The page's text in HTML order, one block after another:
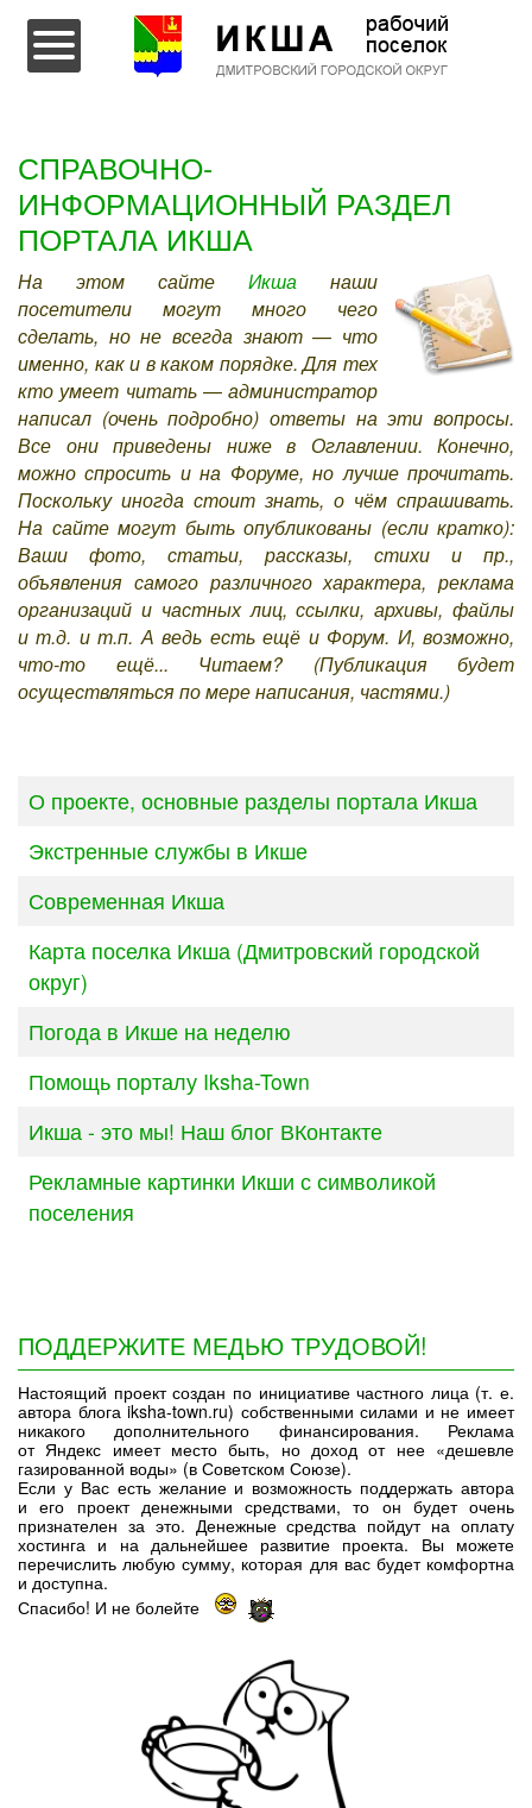
Перейти к содержимому
СПРАВОЧНО-
ИНФОРМАЦИОННЫЙ РАЗДЕЛ
ПОРТАЛА ИКША
На этом сайте Икша наши
посетители могут много чего
сделать, но не всегда знают — что
именно, как и в каком порядке. Для тех
кто умеет читать — администратор
написал (очень подробно) ответы на эти вопросы.
Все они приведены ниже в Оглавлении. Конечно,
можно спросить и на Форуме, но лучше прочитать.
Поскольку иногда стоит знать, о чём спрашивать.
На сайте могут быть опубликованы (если кратко):
Ваши фото, статьи, рассказы, стихи и пр.,
объявления самого различного характера, реклама
организаций и частных лиц, ссылки, архивы, файлы
и т.д. и т.п. А ведь есть ещё и Форум. И, возможно,
что-то ещё... Читаем? (Публикация будет
осуществляться по мере написания, частями.)
Материалы
О проекте, основные разделы портала Икша
Экстренные службы в Икше
Современная Икша
Карта поселка Икша (Дмитровский городской
округ)
Погода в Икше на неделю
Помощь порталу Iksha-Town
Икша - это мы! Наш блог ВКонтакте
Рекламные картинки Икши с символикой
поселения
ПОДДЕРЖИТЕ МЕДЬЮ ТРУДОВОЙ!
Настоящий проект создан по инициативе частного лица (т. е.
автора блога iksha-town.ru) собственными силами и не имеет
никакого дополнительного финансирования. Реклама
от Яндекс имеет место быть, но доход от нее «дешевле
газированной воды» (в Советском Союзе).
Если у Вас есть желание и возможность поддержать автора
и его проект денежными средствами, то он будет очень
признателен за это. Денежные средства пойдут на оплату
хостинга и на дальнейшее развитие проекта. Вы можете
перечислить любую сумму, которая для вас будет комфортна
и доступна.
Спасибо! И не болейте